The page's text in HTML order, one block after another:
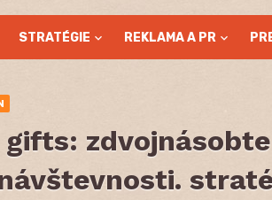
STRATÉGIE REKLAMA A PR